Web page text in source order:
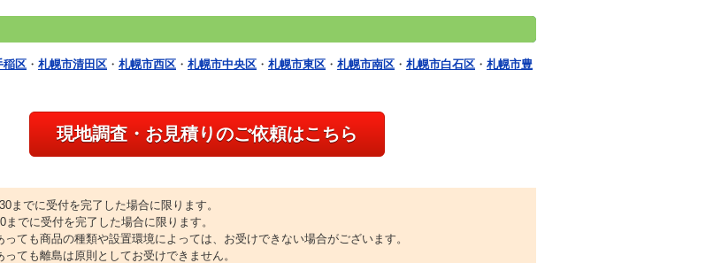
稲区 ・ 札幌市清田区 ・ 札幌市西区 ・ 札幌市中央区 ・ 札幌市東区 ・ 札幌市南区 ・ 札幌市白石区 ・ 札幌市豊
現地調査・お見積りのご依頼はこちら
までに受付を完了した場合に限ります。
でに受付を完了した場合に限ります。
ても商品の種類や設置環境によっては、お受けできない場合がございます。
ても離島は原則としてお受けできません。